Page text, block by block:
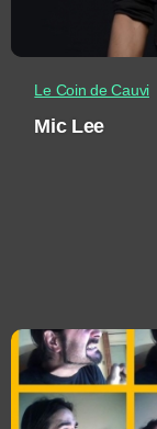
Le Coin de Cauvi
Mic Lee